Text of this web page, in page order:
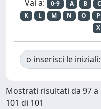
Vai a: 0-9 A B C
K
L M N O P
X
o inserisci le iniziali:
Mostrati risultati da 97 a
101 di 101